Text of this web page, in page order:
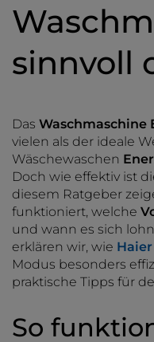
sinnvoll
Das Waschmaschine
vielen als der ideale
Wäschewaschen
Doch wie effektiv ist
diesem Ratgeber
funktioniert, welche
und wann es sich
erklären wir, wie
Modus besonders
praktische Tipps für
So